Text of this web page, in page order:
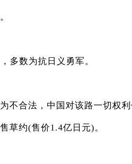
数为抗日义勇军。
合法，中国对该路一切权利
约(售价1.4亿日元)。